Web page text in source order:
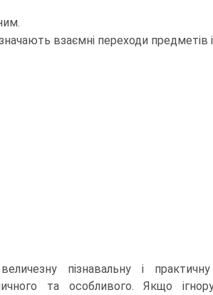
взаємні переходи предметів
пізнавальну і
та особливого. Якщо